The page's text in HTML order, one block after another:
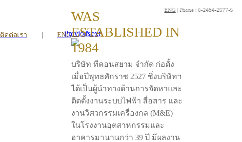
ENG | Phone : 0-2454-2977-9
ติดต่อเรา | ENGPreviousNext
WAS
ESTABLISHED IN
1984
บริษัท ทีคอนสยาม จำกัด ก่อตั้ง
เมื่อปีพุทธศักราช 2527 ซึ่งบริษัทฯ
ได้เป็นผู้นำทางด้านการจัดหาและ
ติดตั้งงานระบบไฟฟ้า สื่อสาร และ
งานวิศวกรรมเครื่องกล (M&E)
ในโรงงานอุตสาหกรรมและ
อาคารมานานกว่า 39 ปี มีผลงาน